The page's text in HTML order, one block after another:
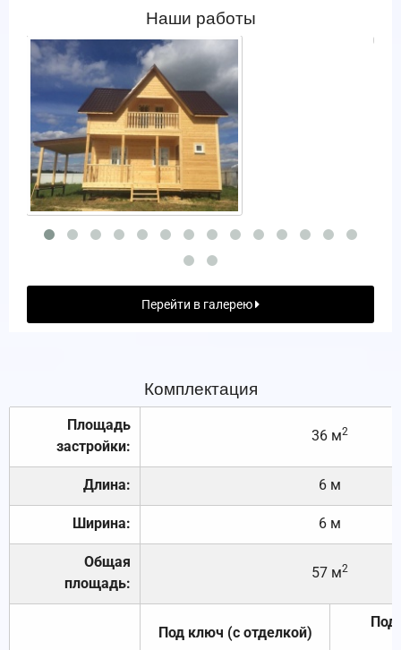
Наши работы
Перейти в галерею
Комплектация
Площадь
застройки:
36 м2
Длина: 6 м
Ширина: 6 м
Общая
площадь:
57 м2
Под ключ (с отделкой)
Под